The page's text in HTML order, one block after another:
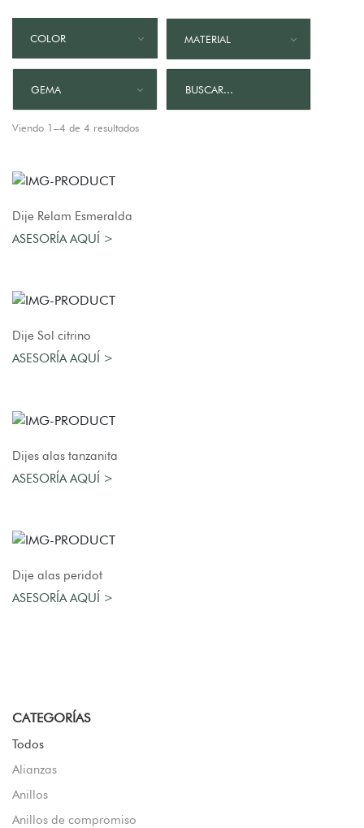
COLOR MATERIAL
GEMA
Viendo 1–4 de 4 resultados
Dije Relam Esmeralda
ASESORÍA AQUÍ >
Dije Sol citrino
ASESORÍA AQUÍ >
Dijes alas tanzanita
ASESORÍA AQUÍ >
Dije alas peridot
ASESORÍA AQUÍ >
CATEGORÍAS
Todos
Alianzas
Anillos
Anillos de compromiso